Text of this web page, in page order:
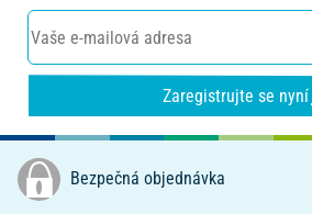
Zaregistrujte se nyní
Bezpečná objednávka